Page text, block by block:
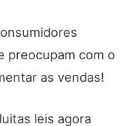
preocupam com o
as vendas!
leis agora